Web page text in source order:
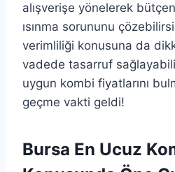
alışverişe yönelerek
ısınma sorununu
verimliliği konusuna da
vadede tasarruf
uygun kombi fiyatlarını
geçme vakti geldi!
Bursa En Ucuz